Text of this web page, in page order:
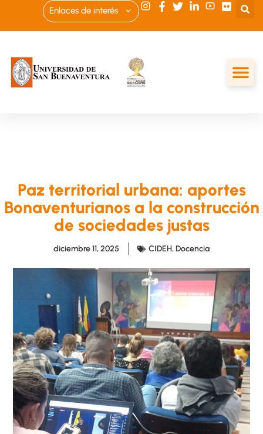
Enlaces de interés
Paz territorial urbana: aportes
Bonaventurianos a la construcción
de sociedades justas
diciembre 11, 2025 CIDEH,Docencia